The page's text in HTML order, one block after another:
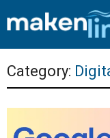
Category: